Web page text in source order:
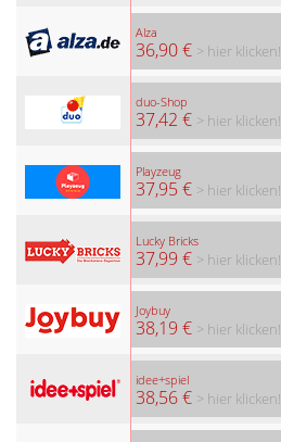
Alza
36,90 € > hier klicken!
duo-Shop
37,42 € > hier klicken!
Playzeug
37,95 € > hier klicken!
Lucky Bricks
37,99 € > hier klicken!
Joybuy
38,19 € > hier klicken!
idee+spiel
38,56 € > hier klicken!